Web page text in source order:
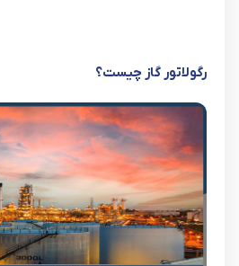
رگولاتور گاز چیست؟